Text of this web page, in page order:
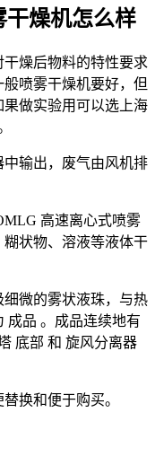
燥机怎么样
燥后物料的特性要求
喷雾干燥机要好，但
做实验用可以选上海
输出，废气由风机排
高速离心式喷雾
状物、溶液等液体干
微的雾状液珠，与热
成品 。成品连续地有
底部 和 旋风分离器
换和便于购买。